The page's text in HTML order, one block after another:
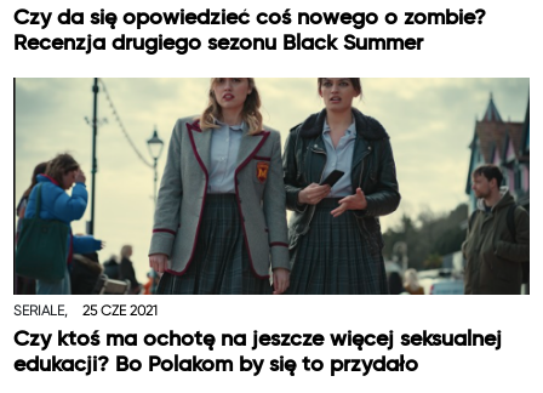
Czy da się opowiedzieć coś nowego o zombie?
Recenzja drugiego sezonu Black Summer
SERIALE, 25 CZE 2021
Czy ktoś ma ochotę na jeszcze więcej seksualnej
edukacji? Bo Polakom by się to przydało